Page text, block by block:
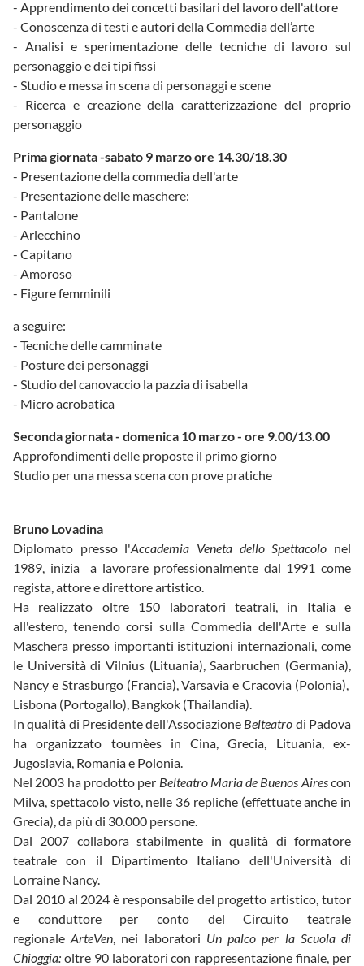
- Apprendimento dei concetti basilari del lavoro dell'attore
- Conoscenza di testi e autori della Commedia dell’arte
- Analisi e sperimentazione delle tecniche di lavoro sul
personaggio e dei tipi fissi
- Studio e messa in scena di personaggi e scene
- Ricerca e creazione della caratterizzazione del proprio
personaggio
Prima giornata -sabato 9 marzo ore 14.30/18.30
- Presentazione della commedia dell'arte
- Presentazione delle maschere:
- Pantalone
- Arlecchino
- Capitano
- Amoroso
- Figure femminili
a seguire:
- Tecniche delle camminate
- Posture dei personaggi
- Studio del canovaccio la pazzia di isabella
- Micro acrobatica
Seconda giornata - domenica 10 marzo - ore 9.00/13.00
Approfondimenti delle proposte il primo giorno
Studio per una messa scena con prove pratiche
Bruno Lovadina
Diplomato presso l'Accademia Veneta dello Spettacolo nel
1989, inizia a lavorare professionalmente dal 1991 come
regista, attore e direttore artistico.
Ha realizzato oltre 150 laboratori teatrali, in Italia e
all'estero, tenendo corsi sulla Commedia dell'Arte e sulla
Maschera presso importanti istituzioni internazionali, come
le Università di Vilnius (Lituania), Saarbruchen (Germania),
Nancy e Strasburgo (Francia), Varsavia e Cracovia (Polonia),
Lisbona (Portogallo), Bangkok (Thailandia).
In qualità di Presidente dell'Associazione Belteatro di Padova
ha organizzato tournèes in Cina, Grecia, Lituania, ex-
Jugoslavia, Romania e Polonia.
Nel 2003 ha prodotto per Belteatro Maria de Buenos Airescon
Milva, spettacolo visto, nelle 36 repliche (effettuate anche in
Grecia), da più di 30.000 persone.
Dal 2007 collabora stabilmente in qualità di formatore
teatrale con il Dipartimento Italiano dell'Università di
Lorraine Nancy.
Dal 2010 al 2024 è responsabile del progetto artistico, tutor
e conduttore per conto del Circuito teatrale
regionaleArteVen, nei laboratori Un palco per la Scuola di
Chioggia: oltre 90 laboratori con rappresentazione finale, per